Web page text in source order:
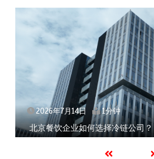
2026年7月14日 1分钟
北京餐饮企业如何选择冷链公司？